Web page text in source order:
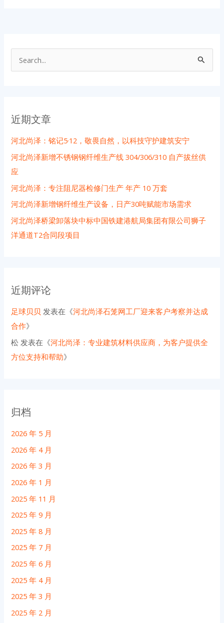
近期文章
河北尚泽：铭记5·12，敬畏自然，以科技守护建筑安宁
河北尚泽新增不锈钢钢纤维生产线 304/306/310 自产拔丝供
应
河北尚泽：专注阻尼器检修门生产 年产 10 万套
河北尚泽新增钢纤维生产设备，日产30吨赋能市场需求
河北尚泽桥梁卸落块中标中国铁建港航局集团有限公司狮子
洋通道T2合同段项目
近期评论
足球贝贝 发表在《河北尚泽石笼网工厂迎来客户考察并达成
合作》
松 发表在《河北尚泽：专业建筑材料供应商，为客户提供全
方位支持和帮助》
归档
2026 年 5 月
2026 年 4 月
2026 年 3 月
2026 年 1 月
2025 年 11 月
2025 年 9 月
2025 年 8 月
2025 年 7 月
2025 年 6 月
2025 年 4 月
2025 年 3 月
2025 年 2 月